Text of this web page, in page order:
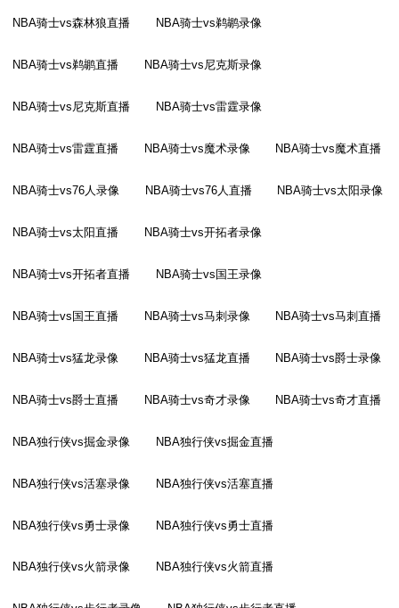
NBA骑士vs森林狼直播 NBA骑士vs鹈鹕录像
NBA骑士vs鹈鹕直播 NBA骑士vs尼克斯录像
NBA骑士vs尼克斯直播 NBA骑士vs雷霆录像
NBA骑士vs雷霆直播 NBA骑士vs魔术录像 NBA骑士vs魔术直播
NBA骑士vs76人录像 NBA骑士vs76人直播 NBA骑士vs太阳录像
NBA骑士vs太阳直播 NBA骑士vs开拓者录像
NBA骑士vs开拓者直播 NBA骑士vs国王录像
NBA骑士vs国王直播 NBA骑士vs马刺录像 NBA骑士vs马刺直播
NBA骑士vs猛龙录像 NBA骑士vs猛龙直播 NBA骑士vs爵士录像
NBA骑士vs爵士直播 NBA骑士vs奇才录像 NBA骑士vs奇才直播
NBA独行侠vs掘金录像 NBA独行侠vs掘金直播
NBA独行侠vs活塞录像 NBA独行侠vs活塞直播
NBA独行侠vs勇士录像 NBA独行侠vs勇士直播
NBA独行侠vs火箭录像 NBA独行侠vs火箭直播